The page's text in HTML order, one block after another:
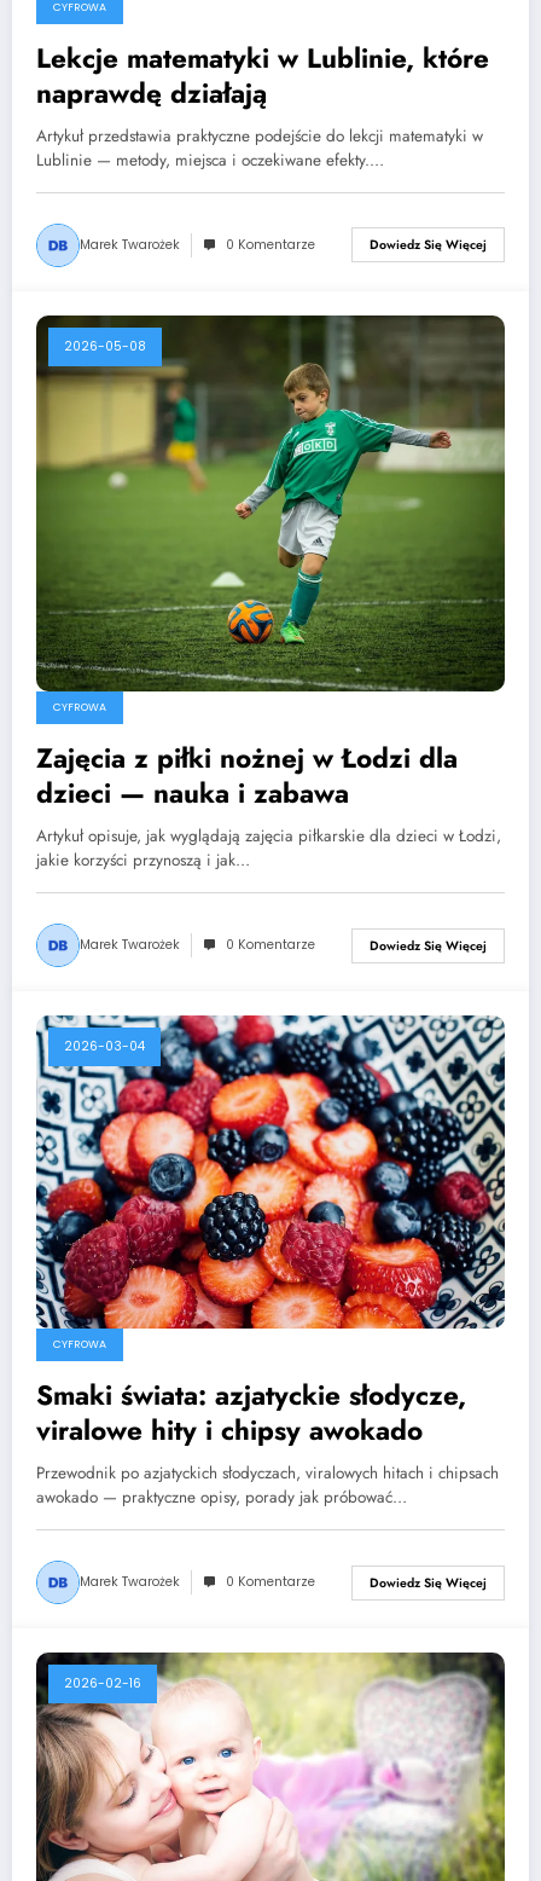
CYFROWA
Lekcje matematyki w Lublinie, które
naprawdę działają
Artykuł przedstawia praktyczne podejście do lekcji matematyki w
Lublinie — metody, miejsca i oczekiwane efekty.…
Marek Twarożek 0 Komentarze Dowiedz Się Więcej
2026-05-08
CYFROWA
Zajęcia z piłki nożnej w Łodzi dla
dzieci — nauka i zabawa
Artykuł opisuje, jak wyglądają zajęcia piłkarskie dla dzieci w Łodzi,
jakie korzyści przynoszą i jak…
Marek Twarożek 0 Komentarze Dowiedz Się Więcej
2026-03-04
CYFROWA
Smaki świata: azjatyckie słodycze,
viralowe hity i chipsy awokado
Przewodnik po azjatyckich słodyczach, viralowych hitach i chipsach
awokado — praktyczne opisy, porady jak próbować…
Marek Twarożek 0 Komentarze Dowiedz Się Więcej
2026-02-16